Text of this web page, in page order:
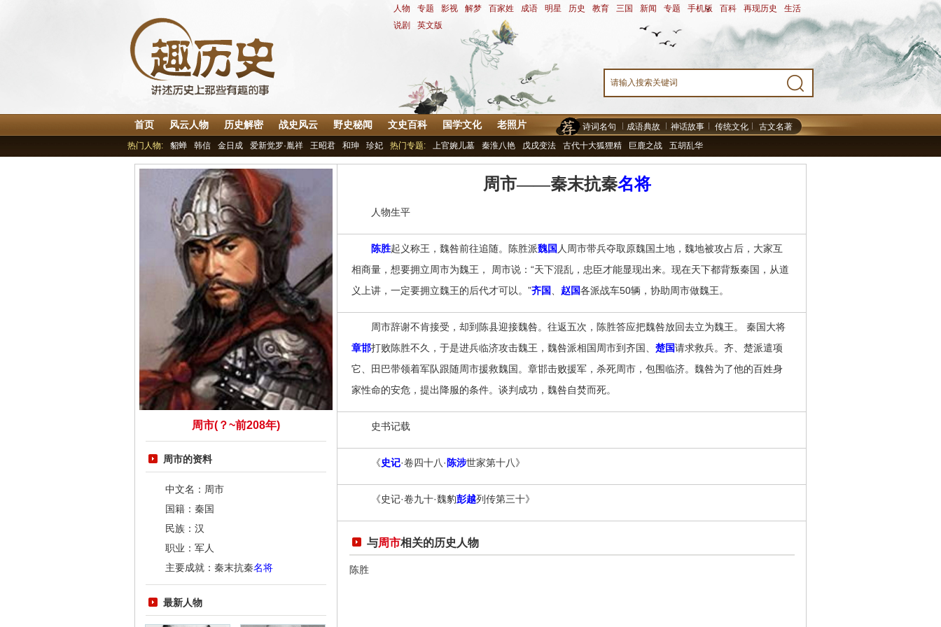
人物 专题 影视 解梦 百家姓 成语 明星 历史 教育 三国 新闻 专题 手机版 百科 再现历史 生活
说剧
英文版
首页 风云人物 历史解密 战史风云 野史秘闻 文史百科 国学文化 老照片 诗词名句 成语典故 神话故事 传统文化
古文名著
热门人物:
貂蝉 韩信 金日成 爱新觉罗·胤祥 王昭君 和珅 珍妃 热门专题: 上官婉儿墓 秦淮八艳 戊戌变法 古代十大狐狸精 巨鹿之战 五胡乱华
周市(？~前208年)
周市的资料
中文名：周市
国籍：秦国
民族：汉
职业：军人
主要成就：秦末抗秦名将
最新人物
周市——秦末抗秦名将
人物生平
陈胜起义称王，魏咎前往追随。陈胜派魏国 人周市带兵夺取原魏国土地，魏地被攻占后，大家互
相商量，想要拥立周市为魏王， 周市说：“天下混乱，忠臣才能显现出来。现在天下都背叛秦国，从道
义上讲，一定要拥立魏王的后代才可以。”齐国 赵国各派战车50辆，协助周市做魏王。
周市辞谢不肯接受，却到陈县迎接魏咎。往返五次，陈胜答应把魏咎放回去立为魏王。 秦国大将
章邯打败陈胜不久，于是进兵临济攻击魏王，魏咎派相国周市到齐国、 楚国请求救兵。齐、楚派遣项
它、田巴带领着军队跟随周市援救魏国。章邯击败援军，杀死周市，包围临济。魏咎为了他的百姓身
家性命的安危，提出降服的条件。谈判成功，魏咎自焚而死。
史书记载
《史记·卷四十八· 陈涉世家第十八》
《史记·卷九十·魏豹彭越列传第三十》
与周市相关的历史人物
陈胜